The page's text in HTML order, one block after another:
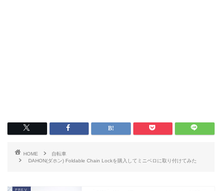
HOME
自転車
DAHON(ダホン) Foldable Chain Lockを購入してミニベロに取り付けてみた